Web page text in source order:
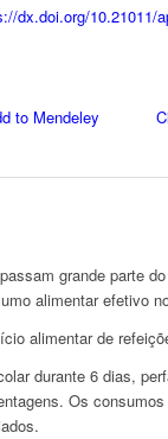
dx.doi.org/10.21011/
to Mendeley
grande parte
alimentar efetivo
alimentar de
durante 6 dias,
Os